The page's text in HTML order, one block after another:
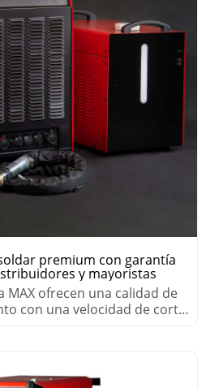
premium con garantía
y mayoristas
MAX ofrecen una calidad de
con una velocidad de corte